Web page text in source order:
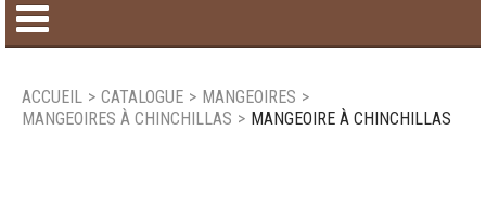
ACCUEIL > CATALOGUE > MANGEOIRES >
MANGEOIRES À CHINCHILLAS > MANGEOIRE À CHINCHILLAS